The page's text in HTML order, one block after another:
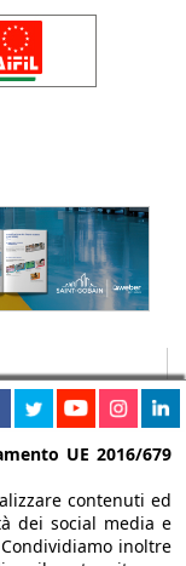
UE 2016/679
contenuti ed
dei social media e
inoltre